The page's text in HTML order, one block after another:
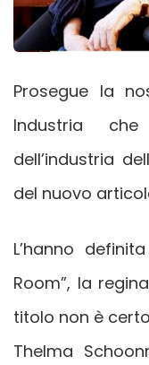
Prosegue la
Industria
dell’industria
del nuovo
L’hanno
Room”, la
titolo non è
Thelma